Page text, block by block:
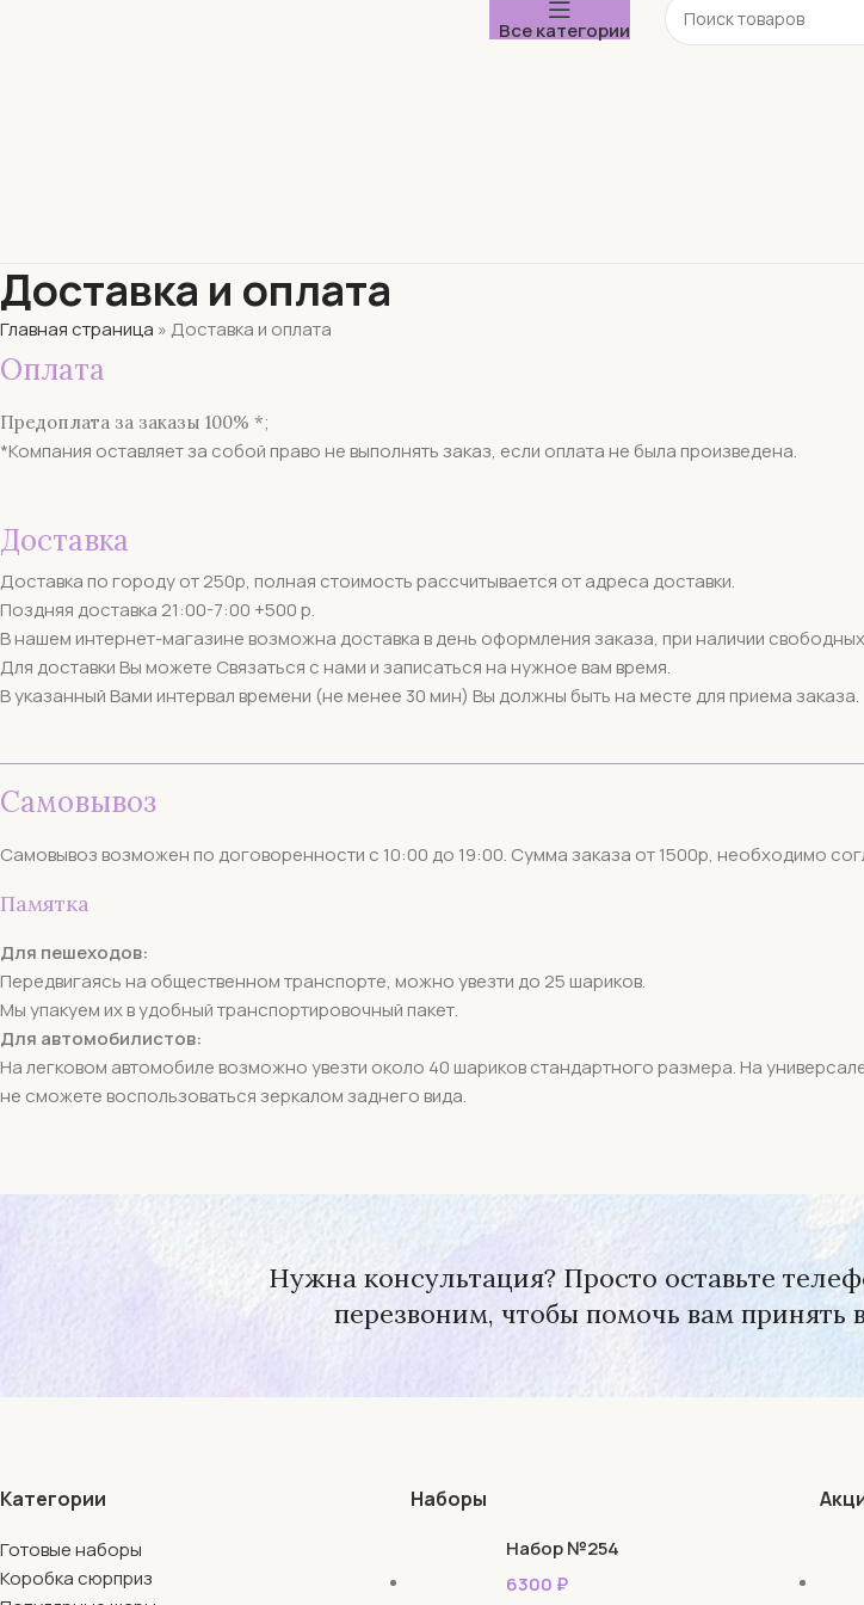
Все категории
Доставка и оплата
Главная страница » Доставка и оплата
Оплата
Предоплата за заказы 100% *;
*Компания оставляет за собой право не выполнять заказ, если оплата не была произведена.
Доставка
Доставка по городу от 250р, полная стоимость рассчитывается от адреса доставки.
Поздняя доставка 21:00-7:00 +500 р.
В нашем интернет-магазине возможна доставка в день оформления заказа, при наличии
Для доставки Вы можете Связаться с нами и записаться на нужное вам время.
В указанный Вами интервал времени (не менее 30 мин) Вы должны быть на месте для приема заказа.
Самовывоз​
Самовывоз возможен по договоренности с 10:00 до 19:00. Сумма заказа от 1500р, необходимо
Памятка​
Для пешеходов:
Передвигаясь на общественном транспорте, можно увезти до 25 шариков.
Мы упакуем их в удобный транспортировочный пакет.
Для автомобилистов:
На легковом автомобиле возможно увезти около 40 шариков стандартного размера. На
не сможете воспользоваться зеркалом заднего вида.
Нужна консультация? Просто оставьте
перезвоним, чтобы помочь вам принять
Категории
Готовые наборы
Коробка сюрприз
Наборы
Набор №254
6300 ₽